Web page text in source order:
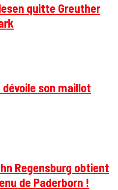
quitte Greuther
son maillot
Regensburg obtient
de Paderborn !